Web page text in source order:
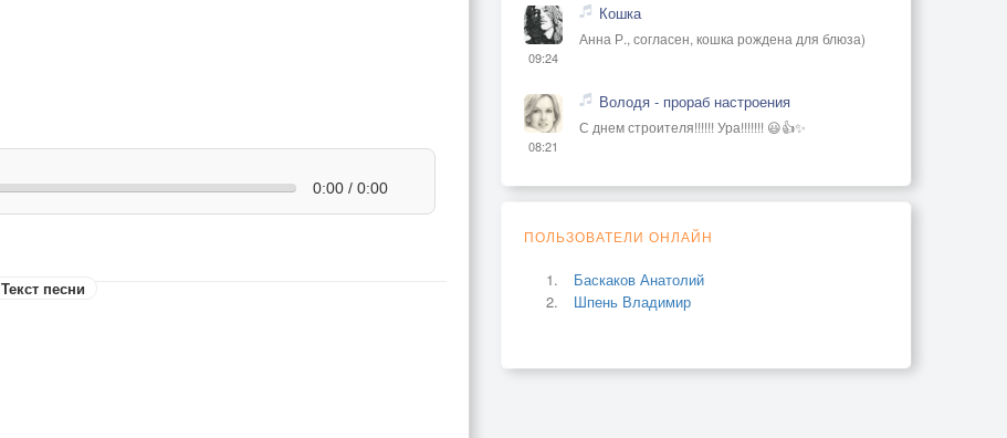
0:00 / 0:00
Текст песни
09:24
Кошка
Анна Р., согласен, кошка рождена для блюза)
08:21
Володя - прораб настроения
С днем строителя!!!!!! Ура!!!!!!! 😃👍✨
ПОЛЬЗОВАТЕЛИ ОНЛАЙН
Баскаков Анатолий
Шпень Владимир